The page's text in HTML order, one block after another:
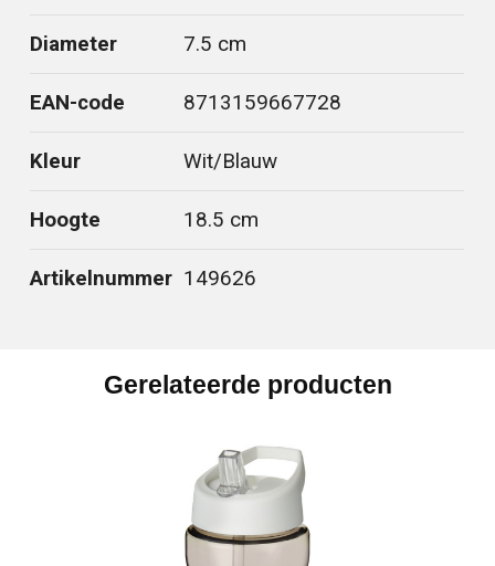
Diameter 7.5 cm
EAN-code 8713159667728
Kleur Wit/Blauw
Hoogte 18.5 cm
Artikelnummer 149626
Gerelateerde producten